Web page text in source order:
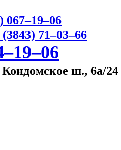
067‒19‒06
71‒03‒66
ш., 6а/24